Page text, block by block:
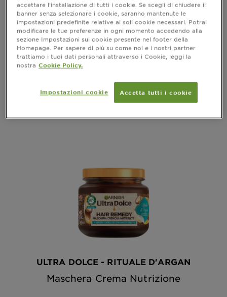
Hair Remedy Maschera Riparatrice
Tesori di Miele
No reviews vedi tutte le recensioni
ULTRA DOLCE - RITUALE D'ARGAN
Maschera Crema Nutrizione
accettare l’installazione di tutti i cookie. Se scegli di chiudere il
banner senza selezionare i cookie, saranno mantenute le
impostazioni predefinite relative ai soli cookie necessari. Potrai
modificare le tue preferenze in ogni momento accedendo alla
sezione Impostazioni sui cookie presente nel footer della
Homepage. Per sapere di più su come noi e i nostri partner
trattiamo i tuoi dati personali attraverso i Cookie, leggi la
nostra Cookie Policy.
Impostazioni cookie Accetta tutti i cookie